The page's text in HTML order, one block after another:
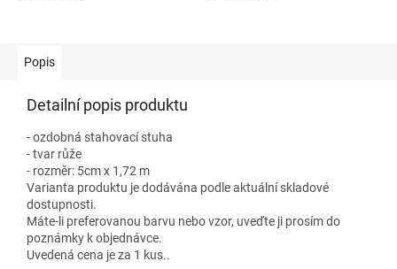
Popis
Detailní popis produktu
- ozdobná stahovací stuha
- tvar růže
- rozměr: 5cm x 1,72 m
Varianta produktu je dodávána podle aktuální skladové
dostupnosti.
Máte-li preferovanou barvu nebo vzor, uveďte ji prosím do
poznámky k objednávce.
Uvedená cena je za 1 kus..